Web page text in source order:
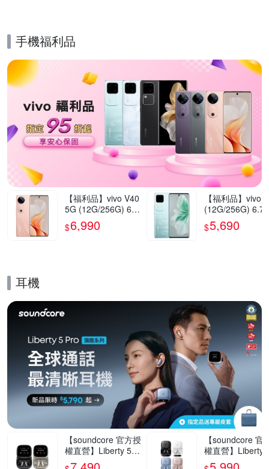
手機福利品
【福利品】vivo V40
5G (12G/256G) 6.7
8吋智慧型手機(9成
新)
$6,990
【福利品】vivo
(12G/256G)
5G智慧型手機(9
新)
$5,690
耳機
【soundcore 官方授
權直營】Liberty 5 P
ro Max AI降噪真無
【soundcore 官
權直營】Liberty
ro AI降噪真無線